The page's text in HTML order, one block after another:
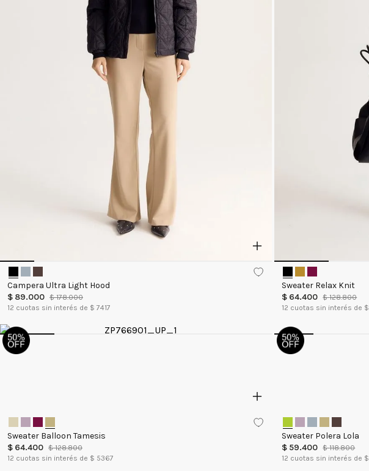
Campera Ultra Light Hood
$ 89.000 $ 178.000
12 cuotas sin interés de $ 7417
Sweater Relax Knit
$ 64.400 $ 128.800
12 cuotas sin interés de $
Sweater Balloon Tamesis
$ 64.400 $ 128.800
12 cuotas sin interés de $ 5367
Sweater Polera Lola
$ 59.400 $ 118.800
12 cuotas sin interés de $